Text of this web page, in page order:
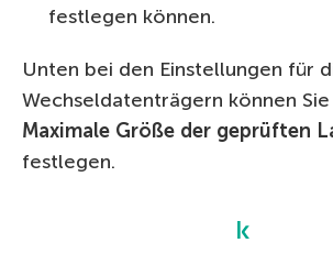
festlegen können.
Unten bei den Einstellungen für
Wechseldatenträgern können
Maximale Größe der geprüften
festlegen.